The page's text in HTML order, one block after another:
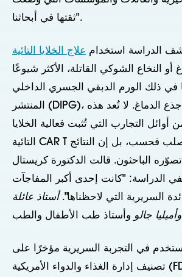
ثقتها في أبحاثنا".
الدراسة استخدام
النخاع الشوكي القاتلة، الأكثر شيوعًا
في ذلك الورم الدبقي الجسري الداخلي
المنتشر (DIPG)، الذي يؤثر على جذع الدماغ. لا تُعد هذه
أوائل التجارب التي تُثبت فعالية الخلايا
التائية CAR T ضد أي ورم صلب فحسب، بل إن النتائج
الباحثون. قالت الدكتورة كريستال
الدراسة: "كانت إحدى أكبر المفاجآت
السريرية التي لاحظناها".أستاذ عائلة
جالو
في التجربة السريرية مؤخرًا على
تصنيف إدارة الغذاء والدواء الأمريكية (FDA) كعلاج متقدم